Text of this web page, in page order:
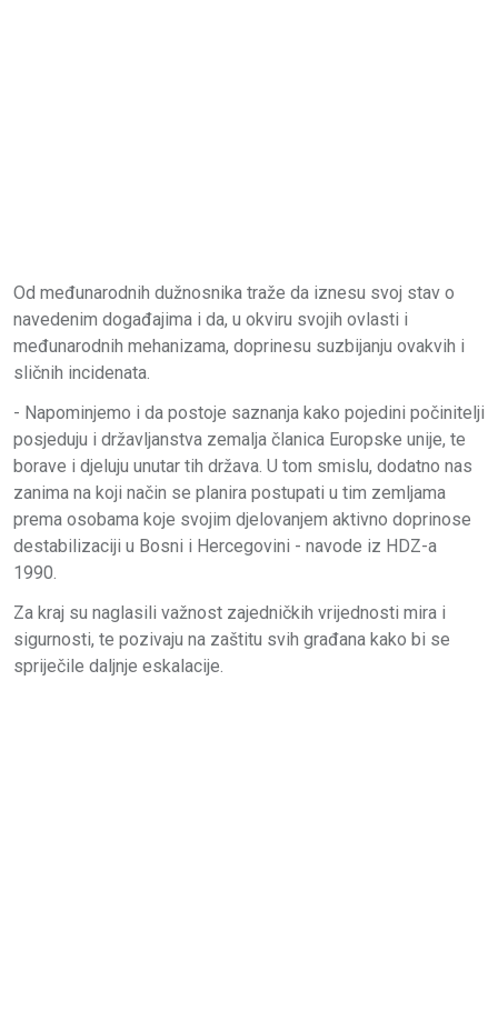
Od međunarodnih dužnosnika traže da iznesu svoj stav o
navedenim događajima i da, u okviru svojih ovlasti i
međunarodnih mehanizama, doprinesu suzbijanju ovakvih i
sličnih incidenata.
- Napominjemo i da postoje saznanja kako pojedini počinitelji
posjeduju i državljanstva zemalja članica Europske unije, te
borave i djeluju unutar tih država. U tom smislu, dodatno nas
zanima na koji način se planira postupati u tim zemljama
prema osobama koje svojim djelovanjem aktivno doprinose
destabilizaciji u Bosni i Hercegovini - navode iz HDZ-a
1990.
Za kraj su naglasili važnost zajedničkih vrijednosti mira i
sigurnosti, te pozivaju na zaštitu svih građana kako bi se
spriječile daljnje eskalacije.